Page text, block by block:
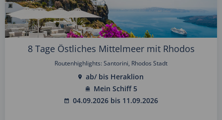
8 Tage Östliches Mittelmeer mit Rhodos
Routenhighlights: Santorini, Rhodos Stadt
ab/ bis Heraklion
Mein Schiff 5
04.09.2026 bis 11.09.2026